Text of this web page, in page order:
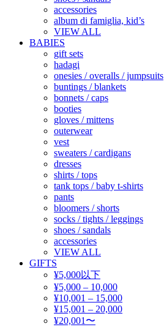
accessories
album di famiglia, kid’s
VIEW ALL
BABIES
gift sets
hadagi
onesies / overalls / jumpsuits
buntings / blankets
bonnets / caps
booties
gloves / mittens
outerwear
vest
sweaters / cardigans
dresses
shirts / tops
tank tops / baby t-shirts
pants
bloomers / shorts
socks / tights / leggings
shoes / sandals
accessories
VIEW ALL
GIFTS
¥5,000以下
¥5,000 – 10,000
¥10,001 – 15,000
¥15,001 – 20,000
¥20,001〜